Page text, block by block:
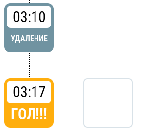
03:10
УДАЛЕНИЕ
03:17
ГОЛ!!!